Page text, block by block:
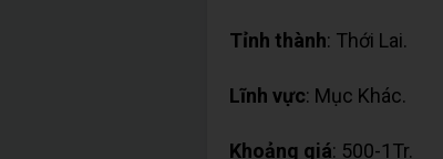
Tỉnh thành: Thới Lai.
Lĩnh vực: Mục Khác.
Khoảng giá: 500-1Tr.